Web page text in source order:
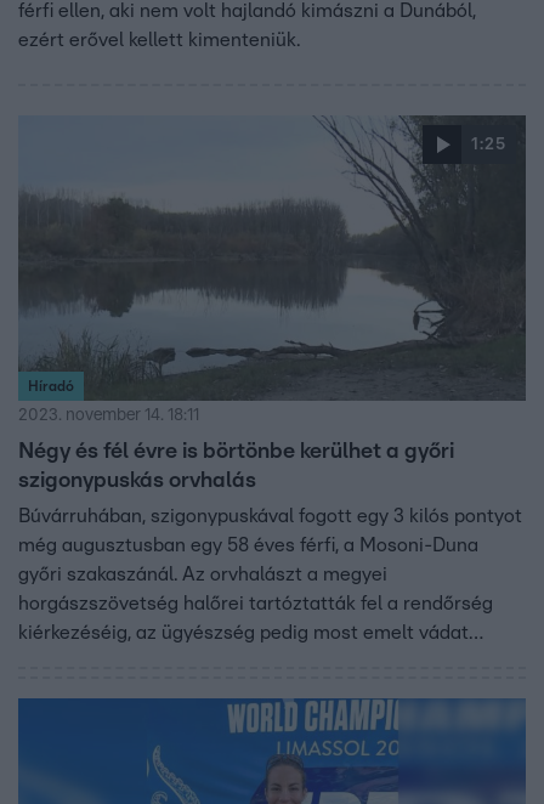
férfi ellen, aki nem volt hajlandó kimászni a Dunából,
ezért erővel kellett kimenteniük.
1:25
Híradó
2023. november 14. 18:11
Négy és fél évre is börtönbe kerülhet a győri
szigonypuskás orvhalás
Búvárruhában, szigonypuskával fogott egy 3 kilós pontyot
még augusztusban egy 58 éves férfi, a Mosoni-Duna
győri szakaszánál. Az orvhalászt a megyei
horgászszövetség halőrei tartóztatták fel a rendőrség
kiérkezéséig, az ügyészség pedig most emelt vádat